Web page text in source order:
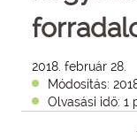
2018. február 28.
Módosítás:
Olvasási idő: 1